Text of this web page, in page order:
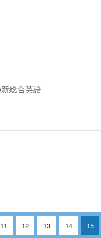
総合英語
11 12 13 14 15